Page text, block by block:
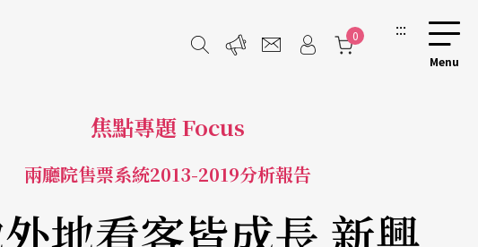
0 :::
焦點專題 Focus
兩廳院售票系統2013-2019分析報告
地看客皆成長 新興